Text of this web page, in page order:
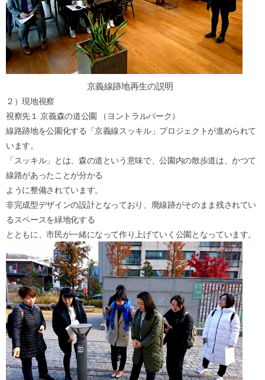
京義線跡地再生の説明
２）現地視察
視察先１ 京義森の道公園 （ヨントラルパーク）
線路跡地を公園化する「京義線スッキル」プロジェクトが進められて
います。
「スッキル」とは、森の道という意味で、公園内の散歩道は、かつて
線路があったことが分かる
ように整備されています。
非完成型デザインの設計となっており、廃線跡がそのまま残されてい
るスペースを緑地化する
とともに、市民が一緒になって作り上げていく公園となっています。